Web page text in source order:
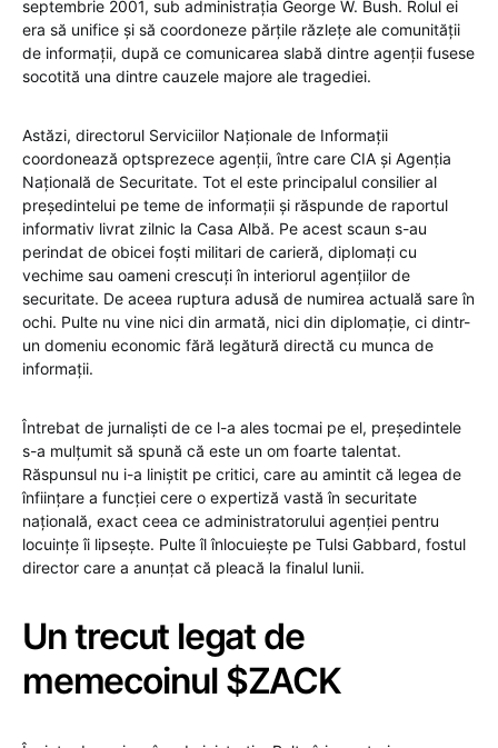
septembrie 2001, sub administrația George W. Bush. Rolul ei
era să unifice și să coordoneze părțile răzlețe ale comunității
de informații, după ce comunicarea slabă dintre agenții fusese
socotită una dintre cauzele majore ale tragediei.
Astăzi, directorul Serviciilor Naționale de Informații
coordonează optsprezece agenții, între care CIA și Agenția
Națională de Securitate. Tot el este principalul consilier al
președintelui pe teme de informații și răspunde de raportul
informativ livrat zilnic la Casa Albă. Pe acest scaun s-au
perindat de obicei foști militari de carieră, diplomați cu
vechime sau oameni crescuți în interiorul agențiilor de
securitate. De aceea ruptura adusă de numirea actuală sare în
ochi. Pulte nu vine nici din armată, nici din diplomație, ci dintr-
un domeniu economic fără legătură directă cu munca de
informații.
Întrebat de jurnaliști de ce l-a ales tocmai pe el, președintele
s-a mulțumit să spună că este un om foarte talentat.
Răspunsul nu i-a liniștit pe critici, care au amintit că legea de
înființare a funcției cere o expertiză vastă în securitate
națională, exact ceea ce administratorului agenției pentru
locuințe îi lipsește. Pulte îl înlocuiește pe Tulsi Gabbard, fostul
director care a anunțat că pleacă la finalul lunii.
Un trecut legat de
memecoinul $ZACK